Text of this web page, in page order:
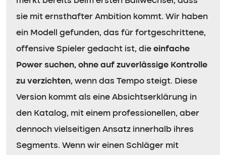
sie mit ernsthafter Ambition kommt. Wir haben
ein Modell gefunden, das für fortgeschrittene,
offensive Spieler gedacht ist, die einfache
Power suchen, ohne auf zuverlässige Kontrolle
zu verzichten, wenn das Tempo steigt. Diese
Version kommt als eine Absichtserklärung in
den Katalog, mit einem professionellen, aber
dennoch vielseitigen Ansatz innerhalb ihres
Segments. Wenn wir einen Schläger mit